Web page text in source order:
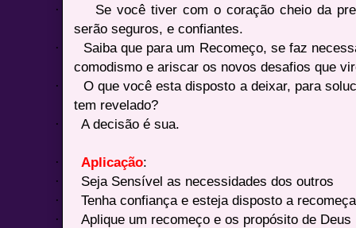
·
Se você tiver com o coração cheio da
serão seguros, e confiantes.
·
Saiba que para um Recomeço, se faz
comodismo e ariscar os novos desafios que
·
O que você esta disposto a deixar, para
tem revelado?
·
A decisão é sua.
· Aplicação:
·
Seja Sensível as necessidades dos outros
·
Tenha confiança e esteja disposto a
·
Aplique um recomeço e os propósito de